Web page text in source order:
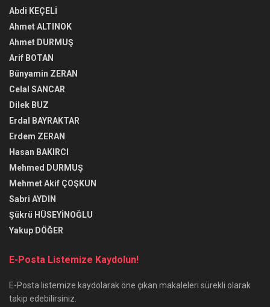
Abdi KEÇELİ
Ahmet ALTINOK
Ahmet DURMUŞ
Arif BOTAN
Bünyamin ZERAN
Celal SANCAR
Dilek BUZ
Erdal BAYRAKTAR
Erdem ZERAN
Hasan BAKIRCI
Mehmed DURMUŞ
Mehmet Akif ÇOŞKUN
Sabri AYDIN
Şükrü HÜSEYİNOĞLU
Yakup DÖĞER
E-Posta Listemize Kaydolun!
E-Posta listemize kaydolarak öne çıkan makaleleri sürekli olarak
takip edebilirsiniz.